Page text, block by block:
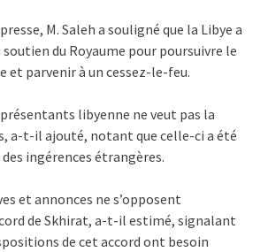
M. Saleh a souligné que la Libye a
du Royaume pour poursuivre le
et parvenir à un cessez-le-feu.
libyenne ne veut pas la
a-t-il ajouté, notant que celle-ci a été
ingérences étrangères.
et annonces ne s’opposent
de Skhirat, a-t-il estimé, signalant
de cet accord ont besoin